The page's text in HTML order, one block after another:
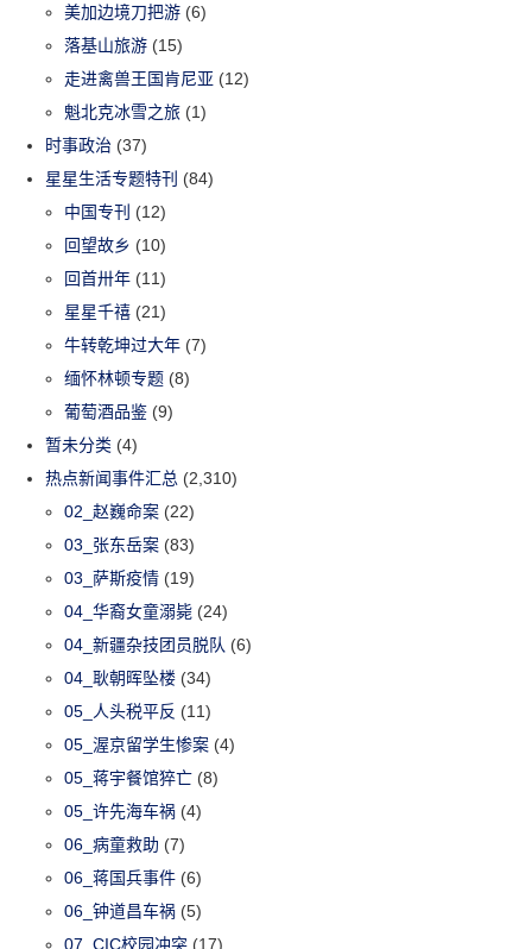
美加边境刀把游 (6)
落基山旅游 (15)
走进禽兽王国肯尼亚 (12)
魁北克冰雪之旅 (1)
时事政治 (37)
星星生活专题特刊 (84)
中国专刊 (12)
回望故乡 (10)
回首卅年 (11)
星星千禧 (21)
牛转乾坤过大年 (7)
缅怀林顿专题 (8)
葡萄酒品鉴 (9)
暂未分类 (4)
热点新闻事件汇总 (2,310)
02_赵巍命案 (22)
03_张东岳案 (83)
03_萨斯疫情 (19)
04_华裔女童溺毙 (24)
04_新疆杂技团员脱队 (6)
04_耿朝晖坠楼 (34)
05_人头税平反 (11)
05_渥京留学生惨案 (4)
05_蒋宇餐馆猝亡 (8)
05_许先海车祸 (4)
06_病童救助 (7)
06_蒋国兵事件 (6)
06_钟道昌车祸 (5)
07_CIC校园冲突 (17)